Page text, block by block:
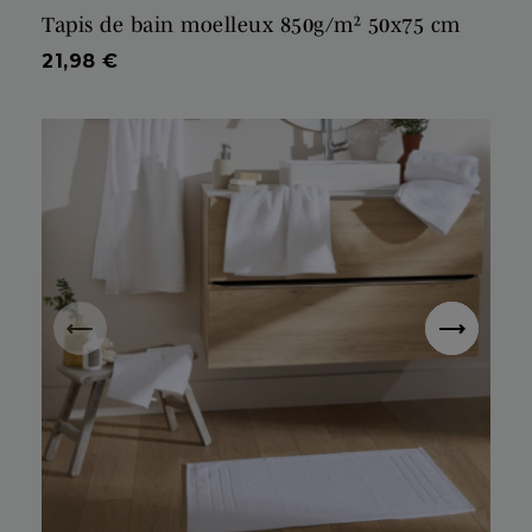
Tapis de bain moelleux 850g/m² 50x75 cm
Prix
21,98 €